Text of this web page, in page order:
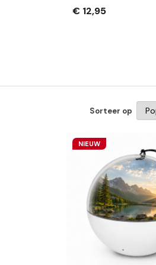
Zwart
€ 12,95
Sorteer op
NIEUW